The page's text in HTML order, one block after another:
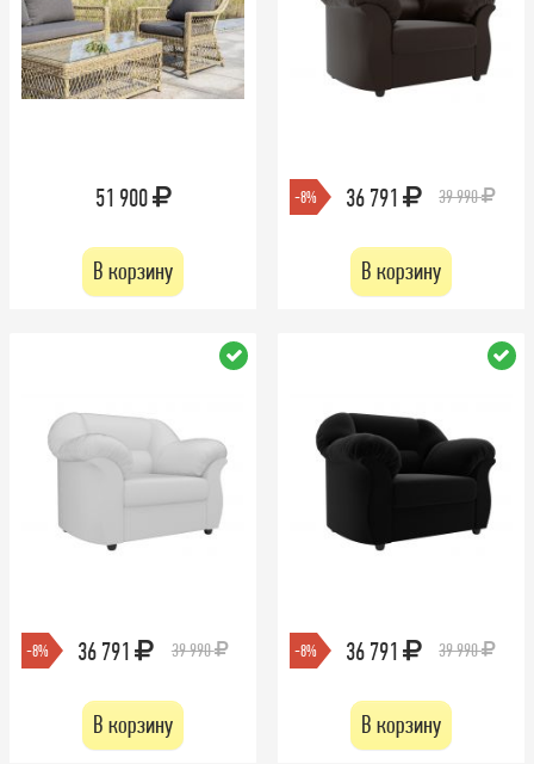
51 900
В корзину
-8% 36 791 39 990
В корзину
-8% 36 791 39 990
В корзину
-8% 36 791 39 990
В корзину